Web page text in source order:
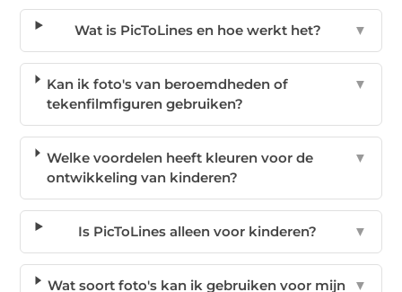
Wat is PicToLines en hoe werkt het? ▼
Kan ik foto's van beroemdheden of
tekenfilmfiguren gebruiken?
▼
Welke voordelen heeft kleuren voor de
ontwikkeling van kinderen?
▼
Is PicToLines alleen voor kinderen? ▼
Wat soort foto's kan ik gebruiken voor mijn ▼